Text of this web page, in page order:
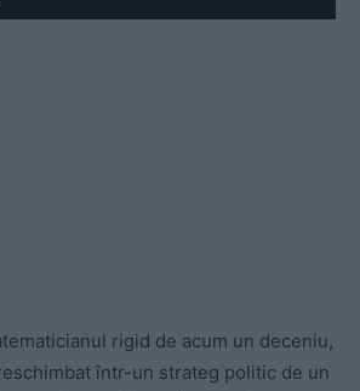
rigid de acum un deceniu,
într-un strateg politic de un